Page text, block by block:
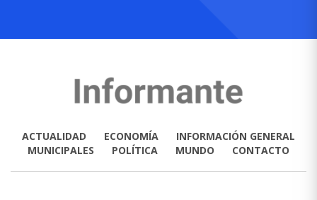
ACTUALIDAD ECONOMÍA
INFORMACIÓN GENERAL
MUNICIPALES
POLÍTICA MUNDO CONTACTO